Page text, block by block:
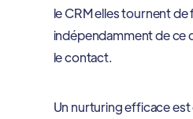
le CRM elles tournent
indépendamment de ce
le contact.
Un nurturing efficace